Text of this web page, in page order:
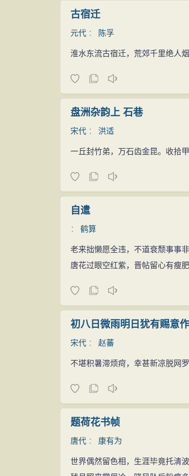
古宿迁
元代 ： 陈孚
淮水东流古宿迁，荒郊千里绝人
盘洲杂韵上 石巷
宋代 ： 洪适
一丘封竹弟，万石齿金昆。收拾
自遣
： 鹤算
老来拙懒愿全违，不道衰颓事事
唐花过眼空红紫，晋帖留心有瘦
初八日微雨明日犹有赐意
宋代 ： 赵蕃
不堪积暑滞烦疴，幸甚新凉脱网
题荷花书帧
唐代 ： 康有为
世界偶然留色相，生涯毕竟托清